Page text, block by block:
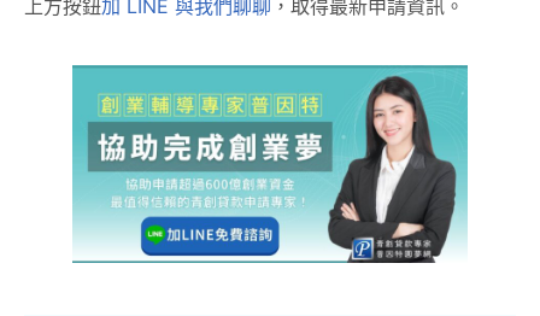
上方按鈕加 LINE 與我們聊聊 ，取得最新申請資訊。